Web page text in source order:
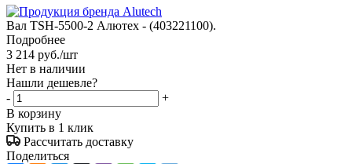
Вал TSH-5500-2 Алютех - (403221100).
Подробнее
3 214 руб./шт
Нет в наличии
Нашли дешевле?
-
+
В корзину
Купить в 1 клик
Рассчитать доставку
Поделиться